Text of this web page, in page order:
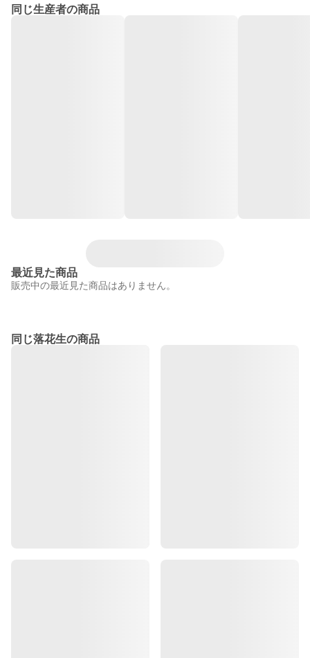
同じ生産者の商品
最近見た商品
販売中の最近見た商品はありません。
同じ落花生の商品